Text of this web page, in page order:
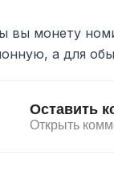
вы монету
а для